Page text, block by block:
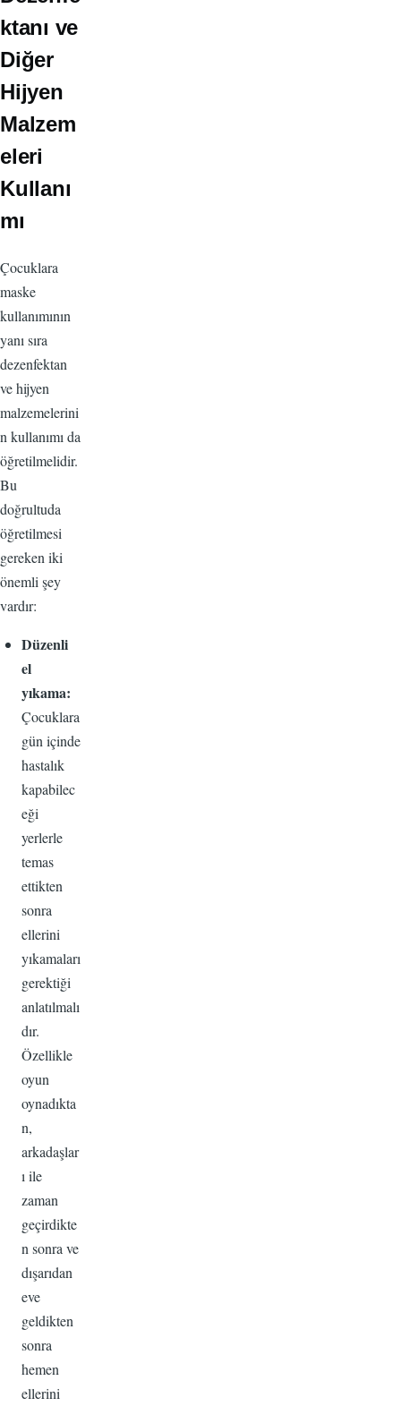
ktanı ve
Diğer
Hijyen
Malzem
eleri
Kullanı
mı
Çocuklara
maske
kullanımının
yanı sıra
dezenfektan
ve hijyen
malzemelerini
n kullanımı da
öğretilmelidir.
Bu
doğrultuda
öğretilmesi
gereken iki
önemli şey
vardır:
Düzenli
el
yıkama:
Çocuklara
gün içinde
hastalık
kapabilec
eği
yerlerle
temas
ettikten
sonra
ellerini
yıkamaları
gerektiği
anlatılmalı
dır.
Özellikle
oyun
oynadıkta
n,
arkadaşlar
ı ile
zaman
geçirdikte
n sonra ve
dışarıdan
eve
geldikten
sonra
hemen
ellerini